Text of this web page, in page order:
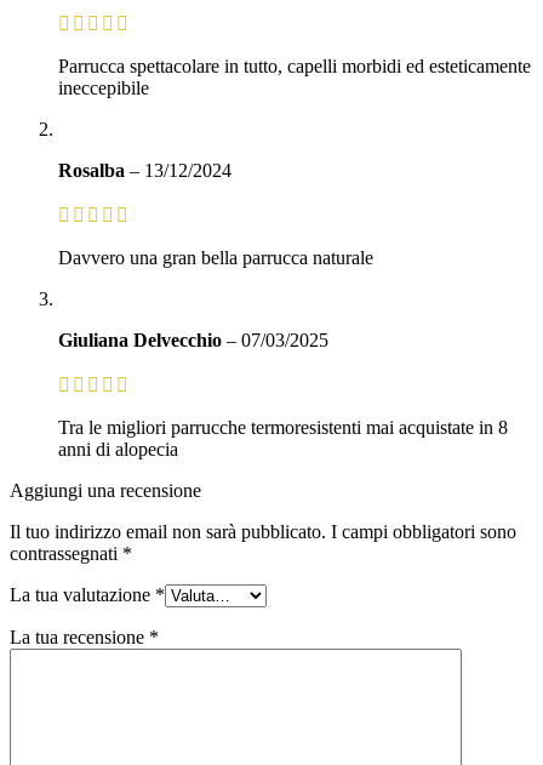
Parrucca spettacolare in tutto, capelli morbidi ed esteticamente
ineccepibile
Rosalba – 13/12/2024
Davvero una gran bella parrucca naturale
Giuliana Delvecchio – 07/03/2025
Tra le migliori parrucche termoresistenti mai acquistate in 8
anni di alopecia
Aggiungi una recensione
Il tuo indirizzo email non sarà pubblicato. I campi obbligatori sono
contrassegnati *
La tua valutazione *
La tua recensione *